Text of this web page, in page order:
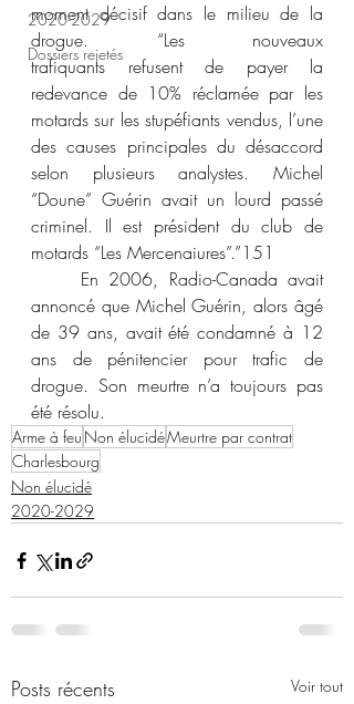
2020-2029
Dossiers rejetés
moment décisif dans le milieu de la
drogue. “Les nouveaux
trafiquants refusent de payer la
redevance de 10% réclamée par les
motards sur les stupéfiants vendus, l’une
des causes principales du désaccord
selon plusieurs analystes. Michel
“Doune” Guérin avait un lourd passé
criminel. Il est président du club de
motards “Les Mercenaiures”.”151
annoncé que Michel Guérin, alors âgé
de 39 ans, avait été condamné à 12
ans de pénitencier pour trafic de
drogue. Son meurtre n’a toujours pas
été résolu.
Arme à feu Non élucidéMeurtre par contrat
Charlesbourg
Non élucidé
2020-2029
Posts récents Voir tout